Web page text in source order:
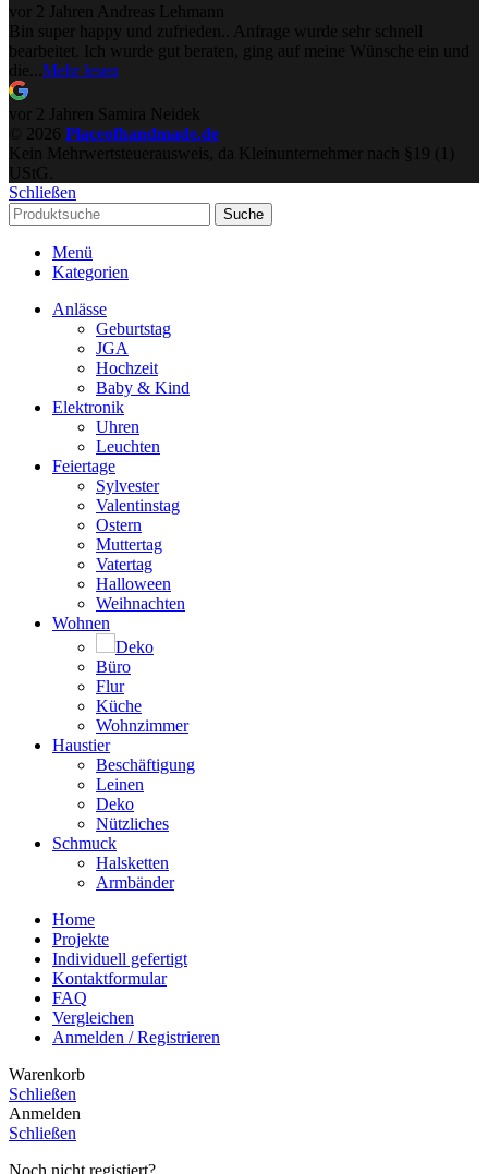
vor 2 Jahren Andreas Lehmann
Bin super happy und zufrieden.. Anfrage wurde sehr schnell
bearbeitet. Ich wurde gut beraten, ging auf meine Wünsche ein und
die... Mehr lesen
vor 2 Jahren Samira Neidek
© 2026 Placeofhandmade.de
Kein Mehrwertsteuerausweis, da Kleinunternehmer nach §19 (1)
UStG.
Schließen
Suche
Menü
Kategorien
Anlässe
Geburtstag
JGA
Hochzeit
Baby & Kind
Elektronik
Uhren
Leuchten
Feiertage
Sylvester
Valentinstag
Ostern
Muttertag
Vatertag
Halloween
Weihnachten
Wohnen
Deko
Büro
Flur
Küche
Wohnzimmer
Haustier
Beschäftigung
Leinen
Deko
Nützliches
Schmuck
Halsketten
Armbänder
Home
Projekte
Individuell gefertigt
Kontaktformular
FAQ
Vergleichen
Anmelden / Registrieren
Warenkorb
Schließen
Anmelden
Schließen
Noch nicht registiert?